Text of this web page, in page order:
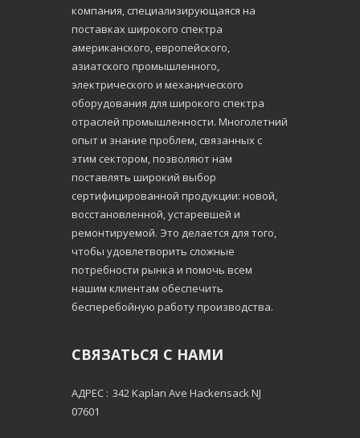
компания, специализирующаяся на
поставках широкого спектра
американского, европейского,
азиатского промышленного,
электрического и механического
оборудования для широкого спектра
отраслей промышленности. Многолетний
опыт и знание проблем, связанных с
этим сектором, позволяют нам
поставлять широкий выбор
сертифицированной продукции: новой,
восстановленной, устаревшей и
ремонтируемой. Это делается для того,
чтобы удовлетворить сложные
потребности рынка и помочь всем
нашим клиентам обеспечить
бесперебойную работу производства.
СВЯЗАТЬСЯ С НАМИ
АДРЕС : 342 Kaplan Ave Hackensack NJ
07601